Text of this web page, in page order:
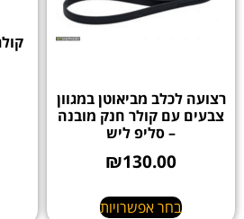
רצועה לכלב מביאוטן במגוון
צבעים עם קולר חנק מובנה
– סליפ ליש
₪130.00
בחר אפשרויות